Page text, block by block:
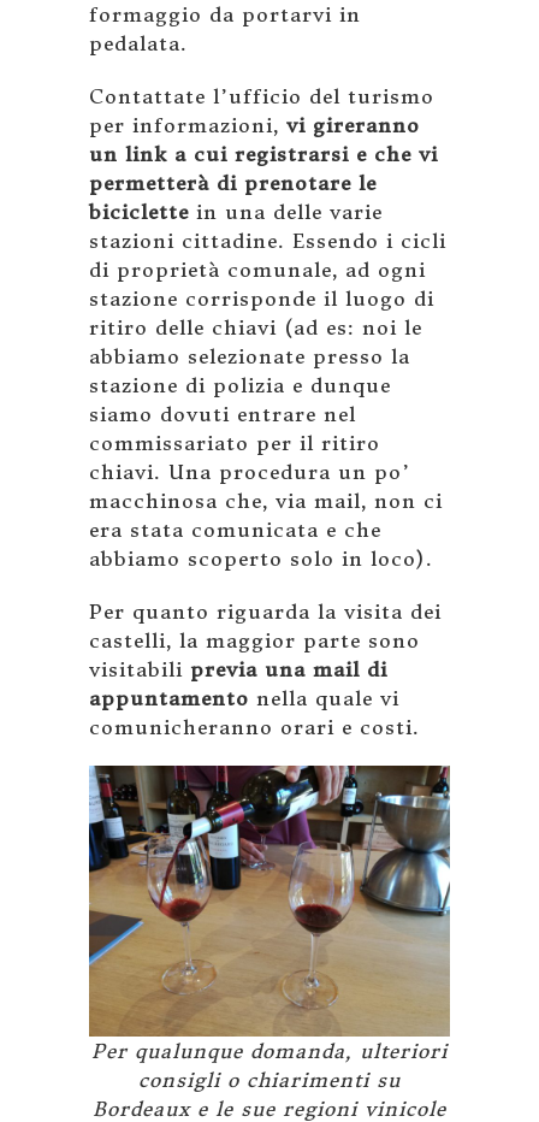
formaggio da portarvi in
pedalata.
Contattate l’ufficio del turismo
per informazioni, vi gireranno
un link a cui registrarsi e che vi
permetterà di prenotare le
biciclette in una delle varie
stazioni cittadine. Essendo i cicli
di proprietà comunale, ad ogni
stazione corrisponde il luogo di
ritiro delle chiavi (ad es: noi le
abbiamo selezionate presso la
stazione di polizia e dunque
siamo dovuti entrare nel
commissariato per il ritiro
chiavi. Una procedura un po’
macchinosa che, via mail, non ci
era stata comunicata e che
abbiamo scoperto solo in loco).
Per quanto riguarda la visita dei
castelli, la maggior parte sono
visitabili previa una mail di
appuntamento nella quale vi
comunicheranno orari e costi.
Per qualunque domanda, ulteriori
consigli o chiarimenti su
Bordeaux e le sue regioni vinicole